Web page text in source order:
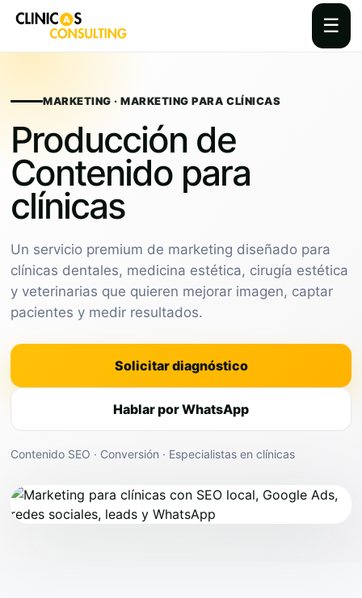
☰
contentMARKETING · MARKETING PARA CLÍNICAS
Producción de
Contenido para
clínicas
Un servicio premium de marketing diseñado para
clínicas dentales, medicina estética, cirugía estética
y veterinarias que quieren mejorar imagen, captar
pacientes y medir resultados.
Solicitar diagnóstico
Hablar por WhatsApp
Contenido SEO · Conversión · Especialistas en clínicas